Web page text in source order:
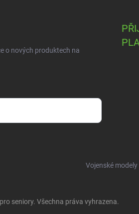
o nových produktech na
Vojenské modely
seniory. Všechna práva vyhrazena.